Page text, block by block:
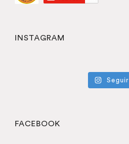
INSTAGRAM
Seguir
FACEBOOK